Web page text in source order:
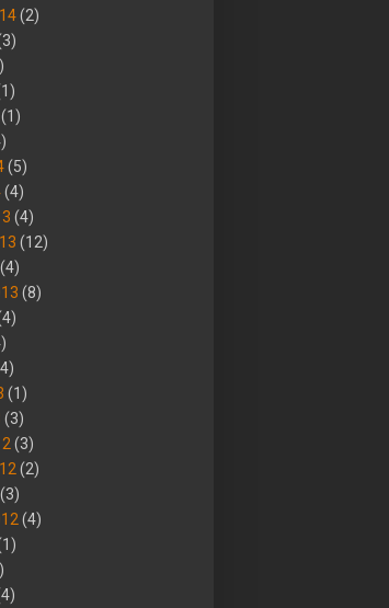
(2)
(1)
(5)
(4)
(4)
(12)
(4)
(8)
(1)
(3)
(3)
(2)
(3)
(4)